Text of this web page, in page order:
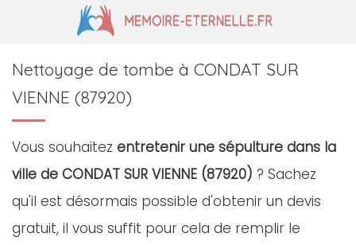
Nettoyage de tombe à CONDAT SUR
VIENNE (87920)
Vous souhaitez entretenir une sépulture dans la
ville de CONDAT SUR VIENNE (87920) ? Sachez
qu'il est désormais possible d'obtenir un devis
gratuit, il vous suffit pour cela de remplir le